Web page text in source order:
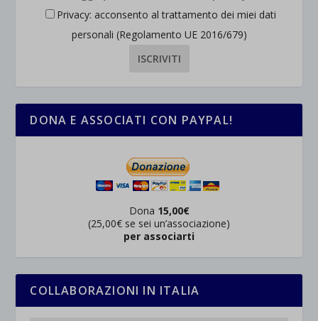
Privacy: acconsento al trattamento dei miei dati
personali (Regolamento UE 2016/679)
DONA E ASSOCIATI CON PAYPAL!
Dona 15,00€
(25,00€ se sei un’associazione)
per associarti
COLLABORAZIONI IN ITALIA